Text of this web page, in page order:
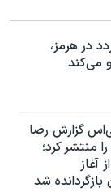
در هرمز،
می‌کند
گزارش رضا
منتشر کرد؛
آغاز
شد